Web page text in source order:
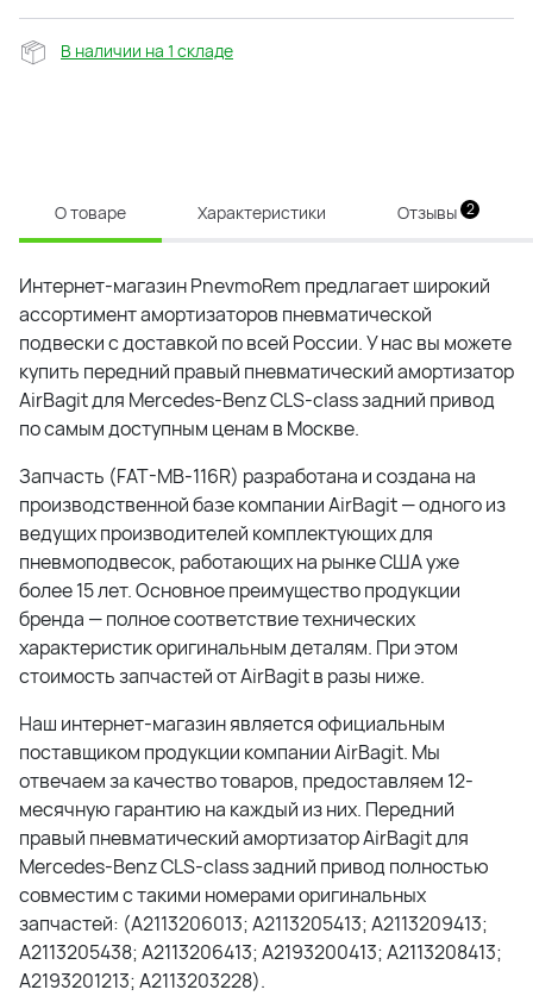
В наличии на 1 складе
О товаре Характеристики Отзывы 2
Интернет-магазин PnevmoRem предлагает широкий
ассортимент амортизаторов пневматической
подвески с доставкой по всей России. У нас вы можете
купить передний правый пневматический амортизатор
AirBagit для Mercedes-Benz CLS-class задний привод
по самым доступным ценам в Москве.
Запчасть (FAT-MB-116R) разработана и создана на
производственной базе компании AirBagit — одного из
ведущих производителей комплектующих для
пневмоподвесок, работающих на рынке США уже
более 15 лет. Основное преимущество продукции
бренда — полное соответствие технических
характеристик оригинальным деталям. При этом
стоимость запчастей от AirBagit в разы ниже.
Наш интернет-магазин является официальным
поставщиком продукции компании AirBagit. Мы
отвечаем за качество товаров, предоставляем 12-
месячную гарантию на каждый из них. Передний
правый пневматический амортизатор AirBagit для
Mercedes-Benz CLS-class задний привод полностью
совместим с такими номерами оригинальных
запчастей: (A2113206013; A2113205413; A2113209413;
A2113205438; A2113206413; A2193200413; A2113208413;
A2193201213; A2113203228).